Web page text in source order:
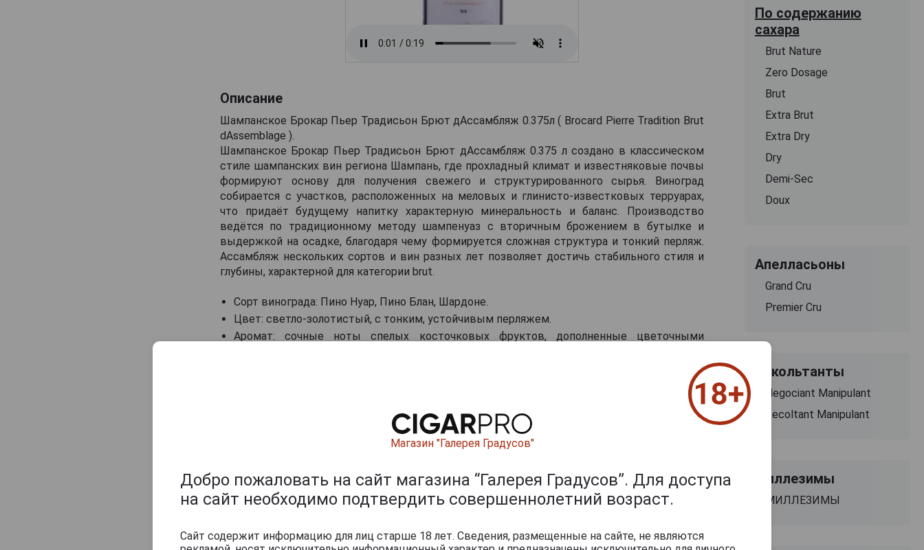
Описание
Шампанское Брокар Пьер Традисьон Брют дАссамбляж 0.375л ( Brocard Pierre Tradition Brut
dAssemblage ).
Шампанское Брокар Пьер Традисьон Брют дАссамбляж 0.375 л создано в классическом
стиле шампанских вин региона Шампань, где прохладный климат и известняковые почвы
формируют основу для получения свежего и структурированного сырья. Виноград
собирается с участков, расположенных на меловых и глинисто-известковых терруарах,
что придаёт будущему напитку характерную минеральность и баланс. Производство
ведётся по традиционному методу шампенуаз с вторичным брожением в бутылке и
выдержкой на осадке, благодаря чему формируется сложная структура и тонкий перляж.
Ассамбляж нескольких сортов и вин разных лет позволяет достичь стабильного стиля и
глубины, характерной для категории brut.
Сорт винограда: Пино Нуар, Пино Блан, Шардоне.
Цвет: светло-золотистый, с тонким, устойчивым перляжем.
Аромат: сочные ноты спелых косточковых фруктов, дополненные цветочными
Вкус: богатый и многослойный, с кремовой текстурой, цитрусово-минеральными
Гастрономические сочетания: подходит в качестве аперитива, сочетается с закусками,
блюдами из рыбы и фруктовыми десертами.
Температура сервировки: 6–8 °C.
Деревянные ящики
По содержанию
сахара
Brut Nature
Zero Dosage
Brut
Extra Brut
Extra Dry
Dry
Demi-Sec
Doux
Апелласьоны
Grand Cru
Premier Cru
Рекольтанты
Negociant Manipulant
Recoltant Manipulant
Миллезимы
МИЛЛЕЗИМЫ
Магазин "Галерея Градусов"
Добро пожаловать на сайт магазина “Галерея Градусов”. Для доступа
на сайт необходимо подтвердить совершеннолетний возраст.
Сайт содержит информацию для лиц старше 18 лет. Сведения, размещенные на сайте, не являются